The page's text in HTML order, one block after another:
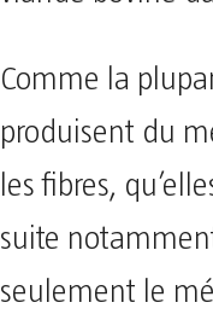
Comme la
produisent du
les fibres,
suite
seulement le